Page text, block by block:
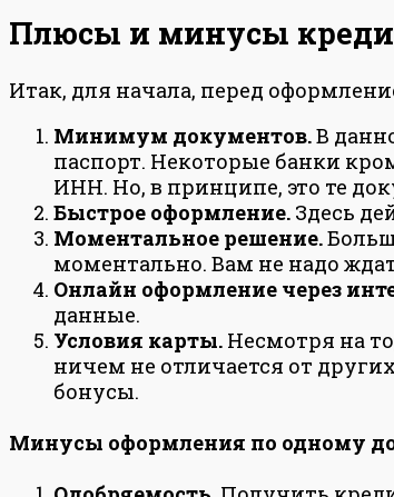
Плюсы и минусы
Итак, для начала, перед
Минимум документов.В
паспорт. Некоторые банки
ИНН. Но, в принципе, это те
Быстрое оформление. Здесь
Моментальное решение.
моментально. Вам не надо
Онлайн оформление через
данные.
Условия карты. Несмотря на
ничем не отличается от
бонусы.
Минусы оформления по одному